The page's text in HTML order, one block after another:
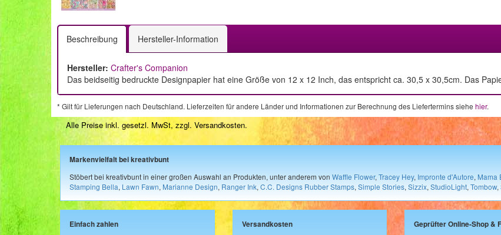
Beschreibung Hersteller-Information
Hersteller: Crafter's Companion
Das beidseitig bedruckte Designpapier hat eine Größe von 12 x 12 Inch, das entspricht ca. 30,5 x 30,5cm. Das
* Gilt für Lieferungen nach Deutschland. Lieferzeiten für andere Länder und Informationen zur Berechnung des Liefertermins siehe hier.
Alle Preise inkl. gesetzl. MwSt, zzgl. Versandkosten.
Markenvielfalt bei kreativbunt
Stöbert bei kreativbunt in einer großen Auswahl an Produkten, unter anderem von Waffle Flower, Tracey Hey, Impronte d'Autore, Mama
Stamping Bella, Lawn Fawn, Marianne Design, Ranger Ink, C.C. Designs Rubber Stamps, Simple Stories, Sizzix, StudioLight, Tombow,
Einfach zahlen
Versandkosten
Geprüfter Online-Shop &